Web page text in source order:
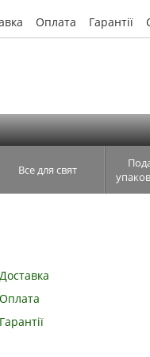
Оплата Гарантії
Все для свят
Доставка
Оплата
Гарантії